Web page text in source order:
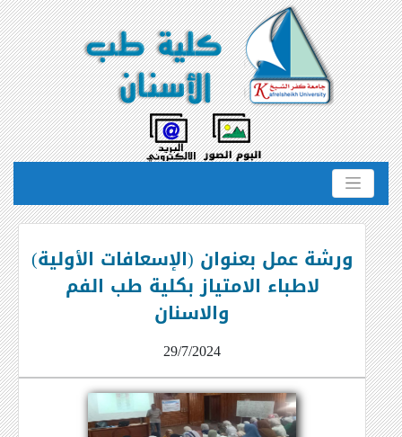
ورشة عمل بعنوان (الإسعافات الأولية)
لاطباء الامتياز بكلية طب الفم
والاسنان
29/7/2024